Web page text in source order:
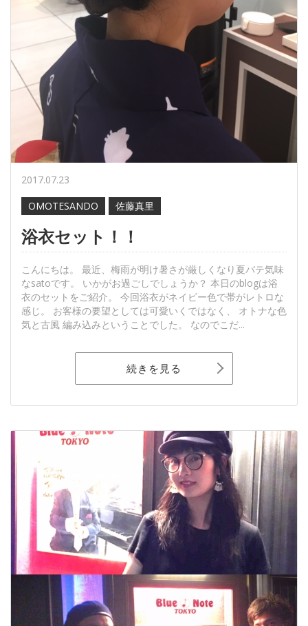
2017.07.23
OMOTESANDO
佐藤真里
浴衣セット！！
こんにちは。 最近、梅雨が明け暑さが厳しくなり夏バテ気味
なsatoです。 いかがお過ごしでしょうか？ 本日のblogは浴
衣のセットをご紹介。 今回浴衣がネイビー色で帯がレトロな
感じ。 お客様の要望としては可愛いくではなく、 オトナな色
気と古風 編み込みということでした。 なのでこだ...
続きを見る